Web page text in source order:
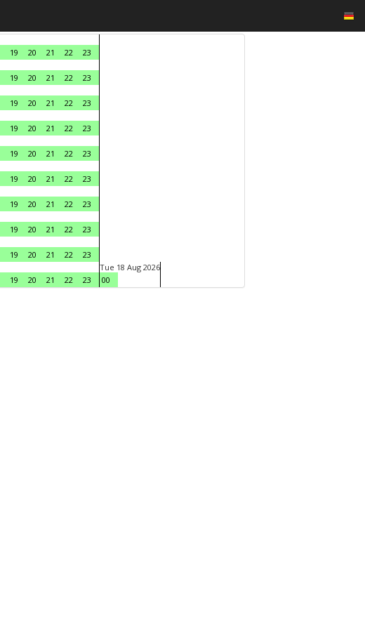
19 20 21 22
23
19 20 21 22
23
19 20 21 22
23
19 20 21 22
23
19 20 21 22
23
19 20 21 22
23
19 20 21 22
23
19 20 21 22
23
19 20 21 22
23
19 20 21 22 23
Tue 18 Aug 2026
00